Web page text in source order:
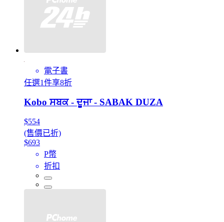
電子書
任選1件享8折
Kobo ਸਬਕ - ਦੂਜਾ - SABAK DUZA
$554
(售價已折)
$693
P幣
折扣